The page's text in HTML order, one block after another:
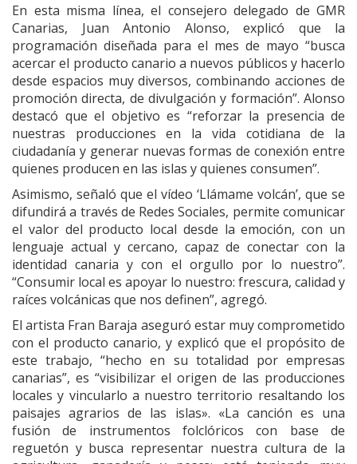
En esta misma línea, el consejero delegado de GMR
Canarias, Juan Antonio Alonso, explicó que la
programación diseñada para el mes de mayo “busca
acercar el producto canario a nuevos públicos y hacerlo
desde espacios muy diversos, combinando acciones de
promoción directa, de divulgación y formación”. Alonso
destacó que el objetivo es “reforzar la presencia de
nuestras producciones en la vida cotidiana de la
ciudadanía y generar nuevas formas de conexión entre
quienes producen en las islas y quienes consumen”.
Asimismo, señaló que el vídeo ‘Llámame volcán’, que se
difundirá a través de Redes Sociales, permite comunicar
el valor del producto local desde la emoción, con un
lenguaje actual y cercano, capaz de conectar con la
identidad canaria y con el orgullo por lo nuestro”.
“Consumir local es apoyar lo nuestro: frescura, calidad y
raíces volcánicas que nos definen”, agregó.
El artista Fran Baraja aseguró estar muy comprometido
con el producto canario, y explicó que el propósito de
este trabajo, “hecho en su totalidad por empresas
canarias”, es “visibilizar el origen de las producciones
locales y vincularlo a nuestro territorio resaltando los
paisajes agrarios de las islas». «La canción es una
fusión de instrumentos folclóricos con base de
reguetón y busca representar nuestra cultura de la